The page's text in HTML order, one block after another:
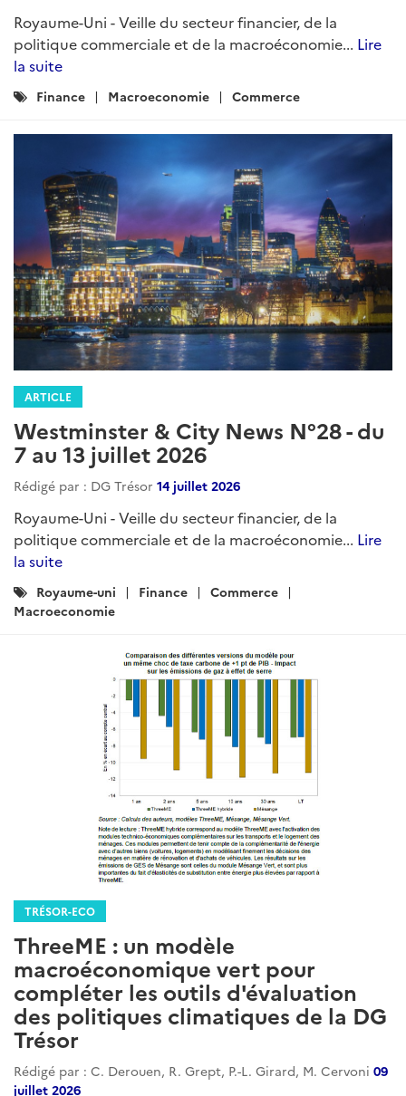
Royaume-Uni - Veille du secteur financier, de la
politique commerciale et de la macroéconomie... Lire
la suite
Catégories
Finance Macroeconomie Commerce
ARTICLE
Westminster & City News N°28 - du
7 au 13 juillet 2026
Rédigé par : DG Trésor 14 juillet 2026
Royaume-Uni - Veille du secteur financier, de la
politique commerciale et de la macroéconomie... Lire
la suite
Catégories
:
Royaume-uni Finance
Commerce
Macroeconomie
TRÉSOR-ECO
ThreeME : un modèle
macroéconomique vert pour
compléter les outils d'évaluation
des politiques climatiques de la DG
Trésor
Rédigé par : C. Derouen, R. Grept, P.-L. Girard, M. Cervoni 09
juillet 2026